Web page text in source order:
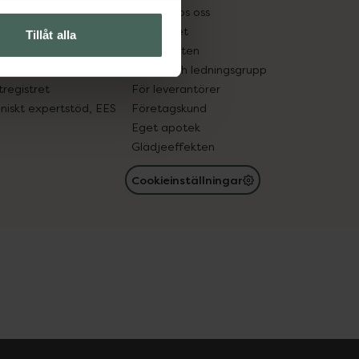
Tillåt alla
expertstöd, EES
Jobba hos oss
Hållbarhet
Samarbeten
Ägare och ledningsgrupp
För leverantörer
Företagskund
Eget apotek
Glädjeeffekten
Cookieinställningar